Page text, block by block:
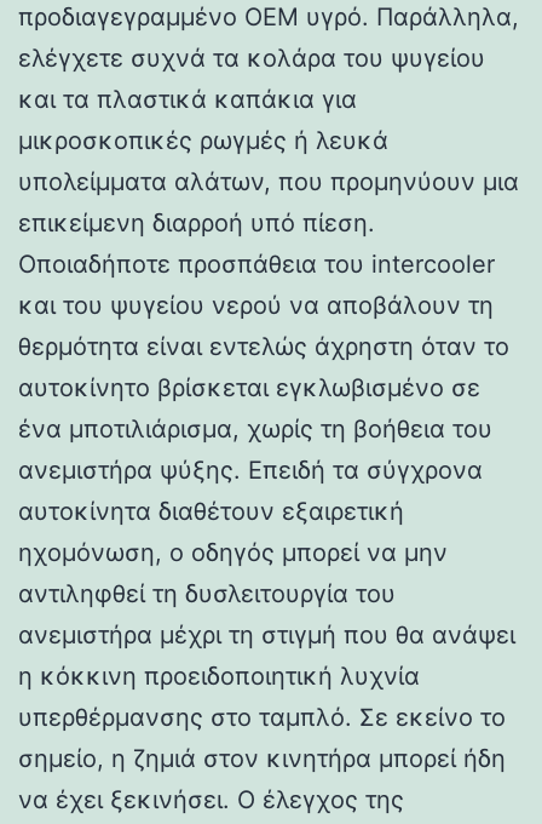
προδιαγεγραμμένο OEM υγρό. Παράλληλα,
ελέγχετε συχνά τα κολάρα του ψυγείου
και τα πλαστικά καπάκια για
μικροσκοπικές ρωγμές ή λευκά
υπολείμματα αλάτων, που προμηνύουν μια
επικείμενη διαρροή υπό πίεση.
Οποιαδήποτε προσπάθεια του intercooler
και του ψυγείου νερού να αποβάλουν τη
θερμότητα είναι εντελώς άχρηστη όταν το
αυτοκίνητο βρίσκεται εγκλωβισμένο σε
ένα μποτιλιάρισμα, χωρίς τη βοήθεια του
ανεμιστήρα ψύξης. Επειδή τα σύγχρονα
αυτοκίνητα διαθέτουν εξαιρετική
ηχομόνωση, ο οδηγός μπορεί να μην
αντιληφθεί τη δυσλειτουργία του
ανεμιστήρα μέχρι τη στιγμή που θα ανάψει
η κόκκινη προειδοποιητική λυχνία
υπερθέρμανσης στο ταμπλό. Σε εκείνο το
σημείο, η ζημιά στον κινητήρα μπορεί ήδη
να έχει ξεκινήσει. Ο έλεγχος της